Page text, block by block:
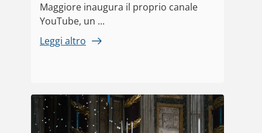
Maggiore inaugura il proprio canale
YouTube, un ...
Leggi altro